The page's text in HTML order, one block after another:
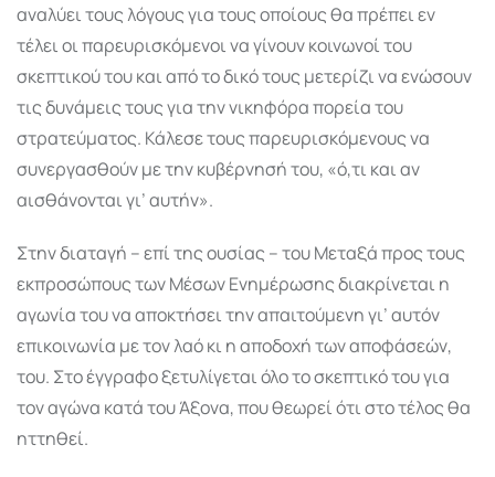
αναλύει τους λόγους για τους οποίους θα πρέπει εν
τέλει οι παρευρισκόμενοι να γίνουν κοινωνοί του
σκεπτικού του και από το δικό τους μετερίζι να ενώσουν
τις δυνάμεις τους για την νικηφόρα πορεία του
στρατεύματος. Κάλεσε τους παρευρισκόμενους να
συνεργασθούν με την κυβέρνησή του, «ό,τι και αν
αισθάνονται γι’ αυτήν».
Στην διαταγή – επί της ουσίας – του Μεταξά προς τους
εκπροσώπους των Μέσων Ενημέρωσης διακρίνεται η
αγωνία του να αποκτήσει την απαιτούμενη γι’ αυτόν
επικοινωνία με τον λαό κι η αποδοχή των αποφάσεών,
του. Στο έγγραφο ξετυλίγεται όλο το σκεπτικό του για
τον αγώνα κατά του Άξονα, που θεωρεί ότι στο τέλος θα
ηττηθεί.